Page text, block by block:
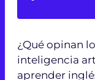
¿Qué opinan
inteligencia
aprender